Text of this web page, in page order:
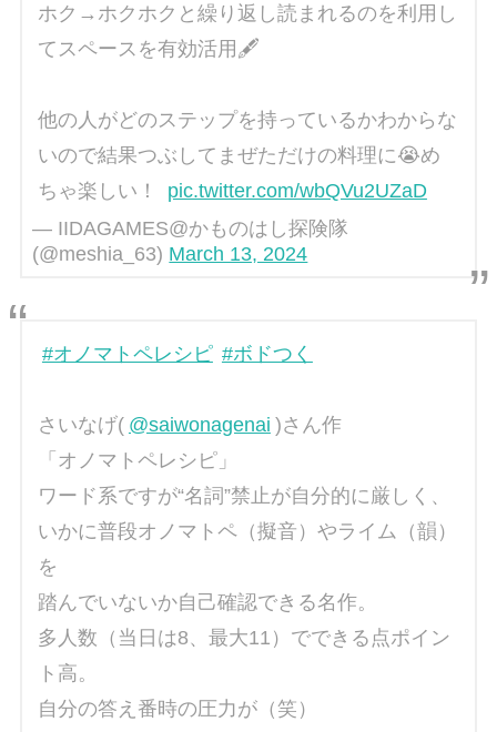
ホク→ホクホクと繰り返し読まれるのを利用し
てスペースを有効活用🖋️
他の人がどのステップを持っているかわからな
いので結果つぶしてまぜただけの料理に😭め
ちゃ楽しい！
pic.twitter.com/wbQVu2UZaD
— IIDAGAMES@かものはし探険隊
(@meshia_63) March 13, 2024
#オノマトペレシピ #ボドつく
さいなげ( @saiwonagenai )さん作
「オノマトペレシピ」
ワード系ですが“名詞”禁止が自分的に厳しく、
いかに普段オノマトペ（擬音）やライム（韻）
を
踏んでいないか自己確認できる名作。
多人数（当日は8、最大11）でできる点ポイン
ト高。
自分の答え番時の圧力が（笑）